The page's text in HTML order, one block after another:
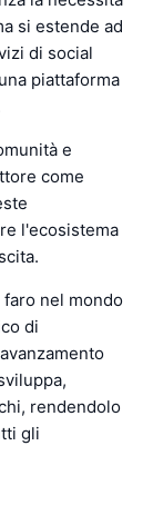
si estende ad
di social
piattaforma
e
come
l'ecosistema
faro nel mondo
di
rendendolo
gli